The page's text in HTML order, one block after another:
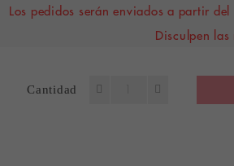
Los pedidos serán enviados a partir
Disculpen las
Cantidad